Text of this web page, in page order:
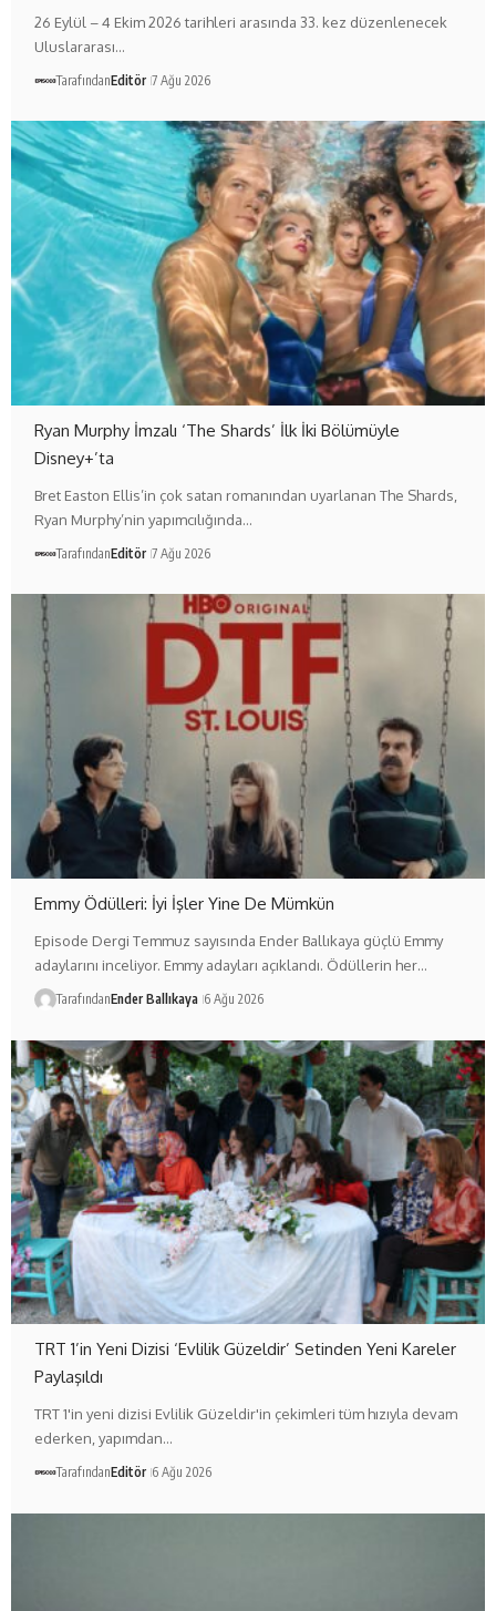
26 Eylül – 4 Ekim 2026 tarihleri arasında 33. kez düzenlenecek
Uluslararası…
TarafındanEditör 7 Ağu 2026
Ryan Murphy İmzalı ‘The Shards’ İlk İki Bölümüyle
Disney+’ta
Bret Easton Ellis’in çok satan romanından uyarlanan The Shards,
Ryan Murphy’nin yapımcılığında…
TarafındanEditör 7 Ağu 2026
Emmy Ödülleri: İyi İşler Yine De Mümkün
Episode Dergi Temmuz sayısında Ender Ballıkaya güçlü Emmy
adaylarını inceliyor. Emmy adayları açıklandı. Ödüllerin her…
TarafındanEnder Ballıkaya 6 Ağu 2026
TRT 1’in Yeni Dizisi ‘Evlilik Güzeldir’ Setinden Yeni Kareler
Paylaşıldı
TRT 1'in yeni dizisi Evlilik Güzeldir'in çekimleri tüm hızıyla devam
ederken, yapımdan…
TarafındanEditör 6 Ağu 2026